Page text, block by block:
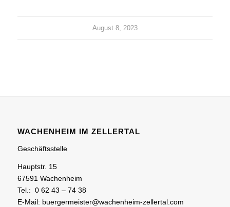
August 8, 2023
WACHENHEIM IM ZELLERTAL
Geschäftsstelle
Hauptstr. 15
67591 Wachenheim
Tel.: 0 62 43 – 74 38
E-Mail: buergermeister@wachenheim-zellertal.com